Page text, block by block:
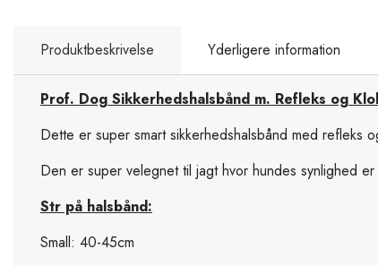
Produktbeskrivelse Yderligere information
Prof. Dog Sikkerhedshalsbånd m. Refleks og
Dette er super smart sikkerhedshalsbånd med refleks
Den er super velegnet til jagt hvor hundes synlighed
Str på halsbånd:
Small: 40-45cm